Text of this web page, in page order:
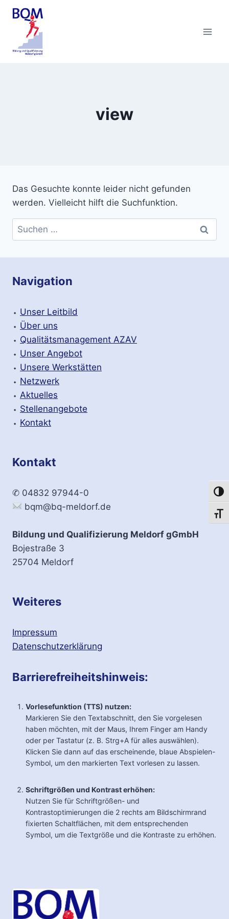
Zum
Inhalt
springen
view
Das Gesuchte konnte leider nicht gefunden
werden. Vielleicht hilft die Suchfunktion.
Suchen
nach:
Navigation
⬩ Unser Leitbild
⬩ Über uns
⬩ Qualitätsmanagement AZAV
⬩ Unser Angebot
⬩ Unsere Werkstätten
⬩ Netzwerk
⬩ Aktuelles
⬩ Stellenangebote
⬩ Kontakt
Kontakt
✆ 04832 97944-0
bqm@bq-meldorf.de
Bildung und Qualifizierung Meldorf gGmbH
Bojestraße 3
25704 Meldorf
Weiteres
Impressum
Datenschutzerklärung
Barrierefreiheitshinweis:
Vorlesefunktion (TTS) nutzen:
Markieren Sie den Textabschnitt, den Sie vorgelesen
haben möchten, mit der Maus, Ihrem Finger am Handy
oder per Tastatur (z. B. Strg+A für alles auswählen).
Klicken Sie dann auf das erscheinende, blaue Abspielen-
Symbol, um den markierten Text vorlesen zu lassen.
Schriftgrößen und Kontrast erhöhen:
Nutzen Sie für Schriftgrößen- und
Kontrastoptimierungen die 2 rechts am Bildschirmrand
fixierten Schaltflächen, mit dem entsprechenden
Symbol, um die Textgröße und die Kontraste zu erhöhen.